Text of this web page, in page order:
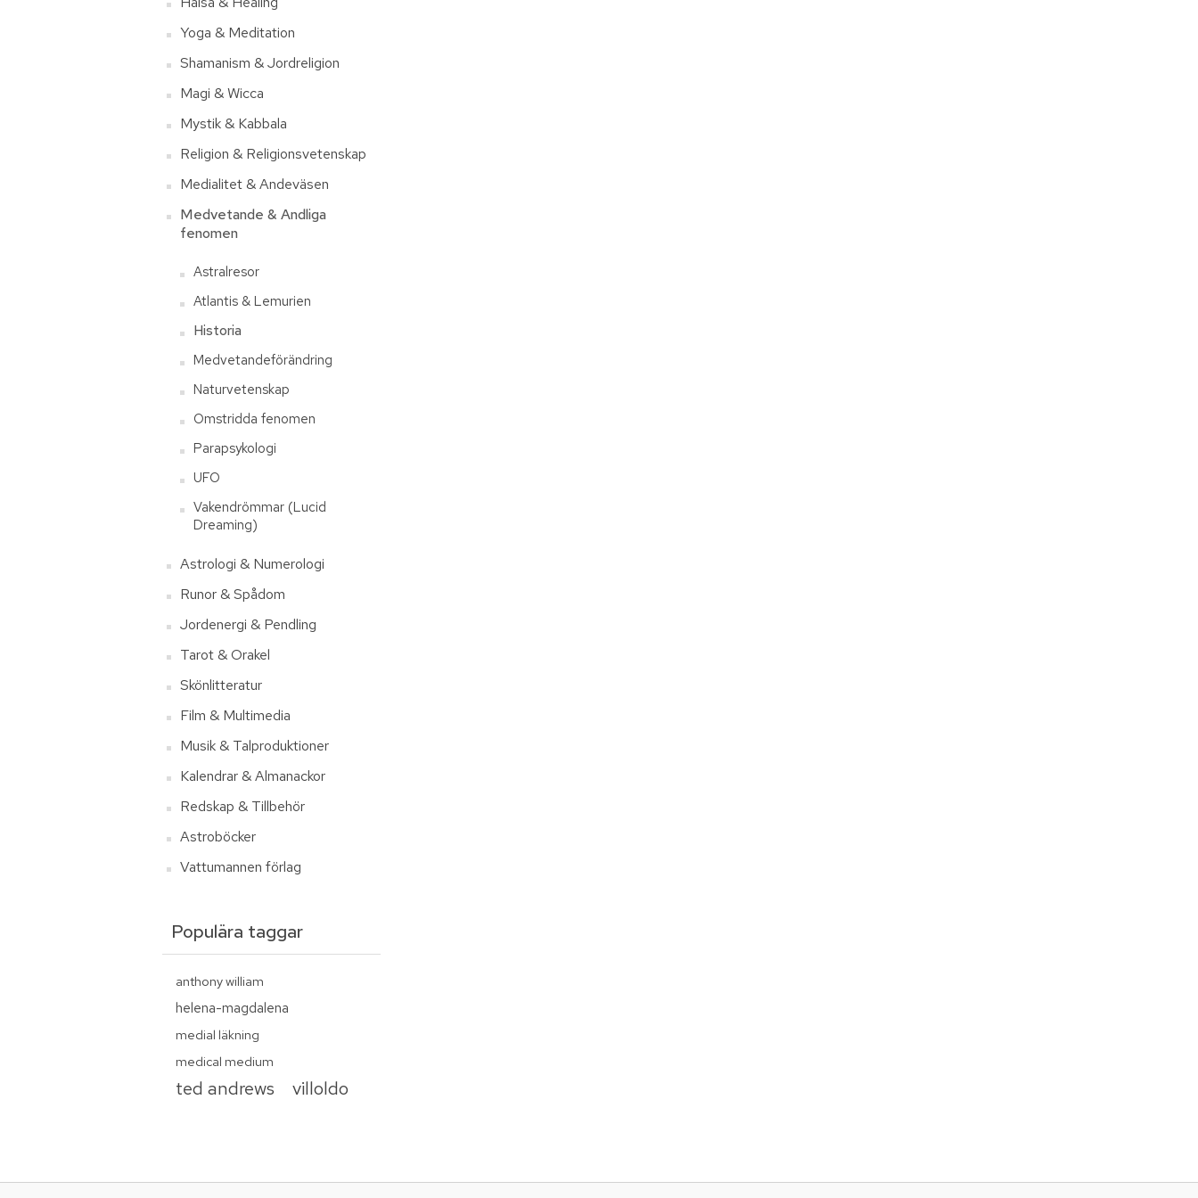
Yoga & Meditation
Shamanism & Jordreligion
Magi & Wicca
Mystik & Kabbala
Religion & Religionsvetenskap
Medialitet & Andeväsen
Medvetande & Andliga
fenomen
Astralresor
Atlantis & Lemurien
Historia
Medvetandeförändring
Naturvetenskap
Omstridda fenomen
Parapsykologi
UFO
Vakendrömmar (Lucid
Dreaming)
Astrologi & Numerologi
Runor & Spådom
Jordenergi & Pendling
Tarot & Orakel
Skönlitteratur
Film & Multimedia
Musik & Talproduktioner
Kalendrar & Almanackor
Redskap & Tillbehör
Astroböcker
Vattumannen förlag
Populära taggar
anthony william
helena-magdalena
medial läkning
medical medium
ted andrews villoldo